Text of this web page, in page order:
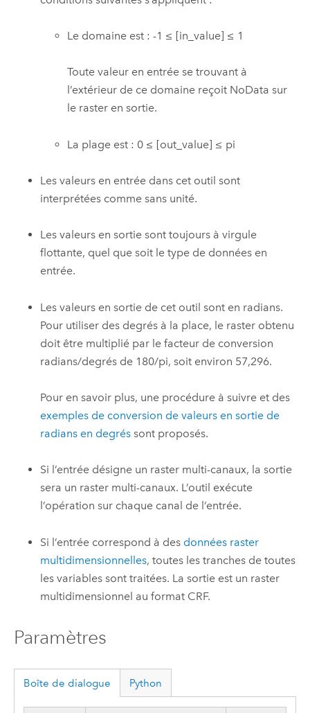
Le domaine est : -1 ≤ [in_value] ≤ 1
Toute valeur en entrée se trouvant à
l’extérieur de ce domaine reçoit NoData sur
le raster en sortie.
La plage est : 0 ≤ [out_value] ≤ pi
Les valeurs en entrée dans cet outil sont
interprétées comme sans unité.
Les valeurs en sortie sont toujours à virgule
flottante, quel que soit le type de données en
entrée.
Les valeurs en sortie de cet outil sont en radians.
Pour utiliser des degrés à la place, le raster obtenu
doit être multiplié par le facteur de conversion
radians/degrés de 180/pi, soit environ 57,296.
Pour en savoir plus, une procédure à suivre et des
exemples de conversion de valeurs en sortie de
radians en degrés sont proposés.
Si l’entrée désigne un raster multi-canaux, la sortie
sera un raster multi-canaux. L’outil exécute
l’opération sur chaque canal de l’entrée.
Si l’entrée correspond à des données raster
multidimensionnelles, toutes les tranches de toutes
les variables sont traitées. La sortie est un raster
multidimensionnel au format CRF.
Paramètres
Boîte de dialogue Python